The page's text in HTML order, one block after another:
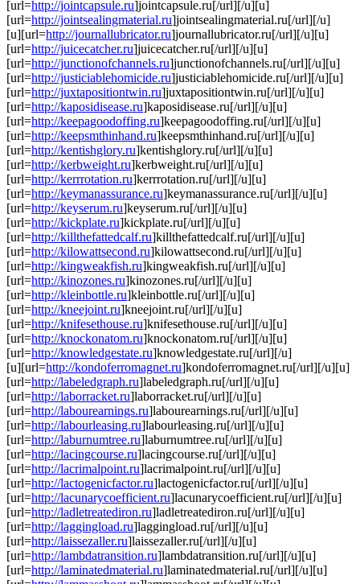
[url=http://jointcapsule.ru]jointcapsule.ru[/url][/u][u]
[url=http://jointsealingmaterial.ru]jointsealingmaterial.ru[/url][/u]
[u][url=http://journallubricator.ru]journallubricator.ru[/url][/u][u]
[url=http://juicecatcher.ru]juicecatcher.ru[/url][/u][u]
[url=http://junctionofchannels.ru]junctionofchannels.ru[/url][/u][u]
[url=http://justiciablehomicide.ru]justiciablehomicide.ru[/url][/u][u]
[url=http://juxtapositiontwin.ru]juxtapositiontwin.ru[/url][/u][u]
[url=http://kaposidisease.ru]kaposidisease.ru[/url][/u][u]
[url=http://keepagoodoffing.ru]keepagoodoffing.ru[/url][/u][u]
[url=http://keepsmthinhand.ru]keepsmthinhand.ru[/url][/u][u]
[url=http://kentishglory.ru]kentishglory.ru[/url][/u][u]
[url=http://kerbweight.ru]kerbweight.ru[/url][/u][u]
[url=http://kerrrotation.ru]kerrrotation.ru[/url][/u][u]
[url=http://keymanassurance.ru]keymanassurance.ru[/url][/u][u]
[url=http://keyserum.ru]keyserum.ru[/url][/u][u]
[url=http://kickplate.ru]kickplate.ru[/url][/u][u]
[url=http://killthefattedcalf.ru]killthefattedcalf.ru[/url][/u][u]
[url=http://kilowattsecond.ru]kilowattsecond.ru[/url][/u][u]
[url=http://kingweakfish.ru]kingweakfish.ru[/url][/u][u]
[url=http://kinozones.ru]kinozones.ru[/url][/u][u]
[url=http://kleinbottle.ru]kleinbottle.ru[/url][/u][u]
[url=http://kneejoint.ru]kneejoint.ru[/url][/u][u]
[url=http://knifesethouse.ru]knifesethouse.ru[/url][/u][u]
[url=http://knockonatom.ru]knockonatom.ru[/url][/u][u]
[url=http://knowledgestate.ru]knowledgestate.ru[/url][/u]
[u][url=http://kondoferromagnet.ru]kondoferromagnet.ru[/url][/u][u]
[url=http://labeledgraph.ru]labeledgraph.ru[/url][/u][u]
[url=http://laborracket.ru]laborracket.ru[/url][/u][u]
[url=http://labourearnings.ru]labourearnings.ru[/url][/u][u]
[url=http://labourleasing.ru]labourleasing.ru[/url][/u][u]
[url=http://laburnumtree.ru]laburnumtree.ru[/url][/u][u]
[url=http://lacingcourse.ru]lacingcourse.ru[/url][/u][u]
[url=http://lacrimalpoint.ru]lacrimalpoint.ru[/url][/u][u]
[url=http://lactogenicfactor.ru]lactogenicfactor.ru[/url][/u][u]
[url=http://lacunarycoefficient.ru]lacunarycoefficient.ru[/url][/u][u]
[url=http://ladletreatediron.ru]ladletreatediron.ru[/url][/u][u]
[url=http://laggingload.ru]laggingload.ru[/url][/u][u]
[url=http://laissezaller.ru]laissezaller.ru[/url][/u][u]
[url=http://lambdatransition.ru]lambdatransition.ru[/url][/u][u]
[url=http://laminatedmaterial.ru]laminatedmaterial.ru[/url][/u][u]